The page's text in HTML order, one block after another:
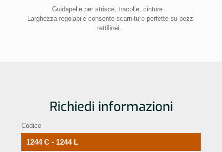
Guidapelle per strisce, tracolle, cinture.
Larghezza regolabile consente scarniture perfette su pezzi
rettilinei.
Richiedi informazioni
Codice